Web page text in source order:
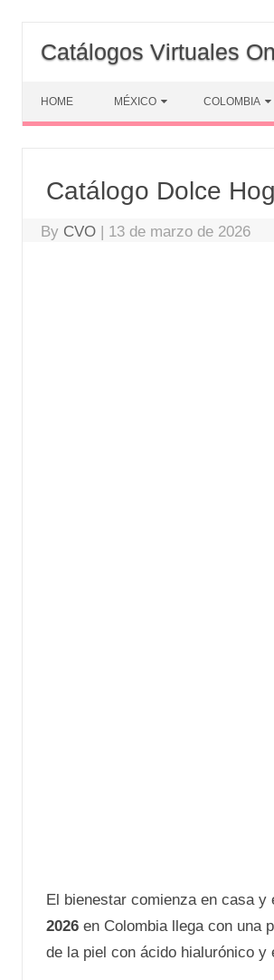
content
Catálogos Virtuales
HOME MÉXICO COLOMBIA
Catálogo Dolce
By CVO | 13 de marzo de 2026
El bienestar comienza en casa
2026en Colombia llega con una
de la piel con ácido hialurónico y